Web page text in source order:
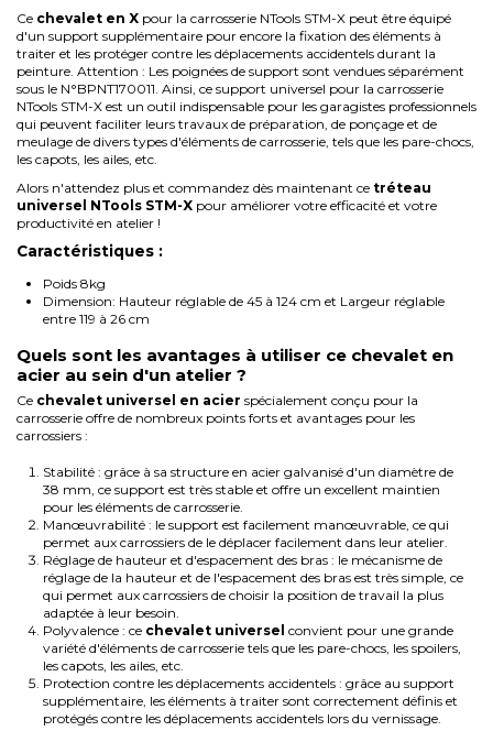
Ce chevalet en X pour la carrosserie NTools STM-X peut être équipé
d'un support supplémentaire pour encore la fixation des éléments à
traiter et les protéger contre les déplacements accidentels durant la
peinture. Attention : Les poignées de support sont vendues séparément
sous le N°BPNT170011. Ainsi, ce support universel pour la carrosserie
NTools STM-X est un outil indispensable pour les garagistes professionnels
qui peuvent faciliter leurs travaux de préparation, de ponçage et de
meulage de divers types d'éléments de carrosserie, tels que les pare-chocs,
les capots, les ailes, etc.
Alors n'attendez plus et commandez dès maintenant ce tréteau
universel NTools STM-X pour améliorer votre efficacité et votre
productivité en atelier !
Caractéristiques :
Poids 8kg
Dimension: Hauteur réglable de 45 à 124 cm et Largeur réglable
entre 119 à 26 cm
Quels sont les avantages à utiliser ce chevalet en
acier au sein d'un atelier ?
Ce chevalet universel en acier spécialement conçu pour la
carrosserie offre de nombreux points forts et avantages pour les
carrossiers :
Stabilité : grâce à sa structure en acier galvanisé d'un diamètre de
38 mm, ce support est très stable et offre un excellent maintien
pour les éléments de carrosserie.
Manœuvrabilité : le support est facilement manœuvrable, ce qui
permet aux carrossiers de le déplacer facilement dans leur atelier.
Réglage de hauteur et d'espacement des bras : le mécanisme de
réglage de la hauteur et de l'espacement des bras est très simple, ce
qui permet aux carrossiers de choisir la position de travail la plus
adaptée à leur besoin.
Polyvalence : ce chevalet universel convient pour une grande
variété d'éléments de carrosserie tels que les pare-chocs, les spoilers,
les capots, les ailes, etc.
Protection contre les déplacements accidentels : grâce au support
supplémentaire, les éléments à traiter sont correctement définis et
protégés contre les déplacements accidentels lors du vernissage.